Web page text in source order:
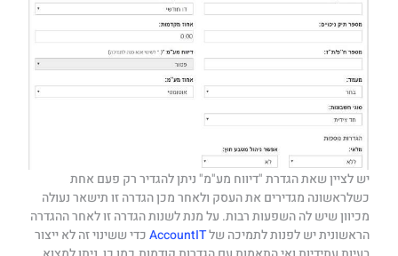
יש לציין שאת הגדרת "דיווח מע"מ" ניתן להגדיר רק פעם אחת
כשלראשונה מגדירים את העסק ולאחר מכן הגדרה זו תישאר נעולה
מכיוון שיש לה השפעות רבות. על מנת לשנות הגדרה זו לאחר ההגדרה
הראשונית יש לפנות לתמיכה שלAccountITכדי ששינוי זה לא ייצור